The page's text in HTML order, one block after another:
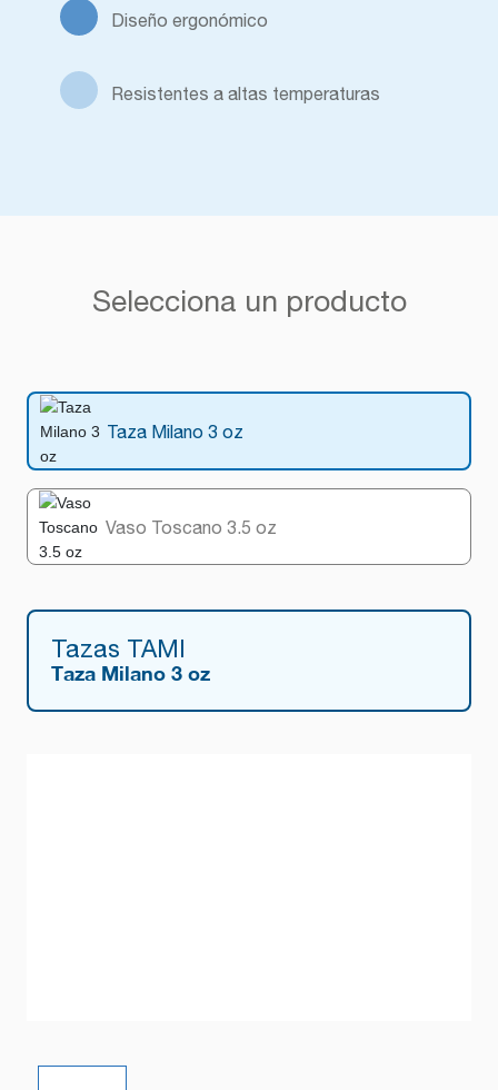
Diseño ergonómico
Resistentes a altas temperaturas
Selecciona un producto
Taza Milano 3 oz
Vaso Toscano 3.5 oz
Tazas TAMI
Taza Milano 3 oz